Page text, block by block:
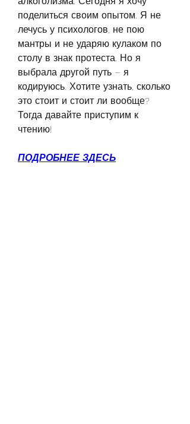
поделиться своим опытом. Я не
лечусь у психологов, не пою
мантры и не ударяю кулаком по
столу в знак протеста. Но я
выбрала другой путь – я
кодируюсь. Хотите узнать, сколько
это стоит и стоит ли вообще?
Тогда давайте приступим к
чтению!
ПОДРОБНЕЕ ЗДЕСЬ